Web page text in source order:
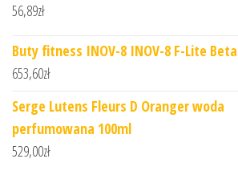
56,89zł
Buty fitness INOV-8 INOV-8 F-Lite
653,60zł
Serge Lutens Fleurs D Oranger woda
perfumowana 100ml
529,00zł